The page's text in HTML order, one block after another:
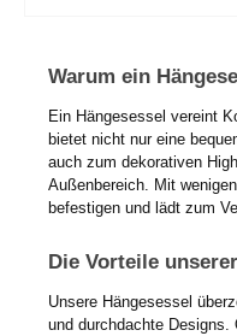
Warum ein
Ein Hängesessel vereint
bietet nicht nur eine
auch zum dekorativen
Außenbereich. Mit
befestigen und lädt zum
Die Vorteile
Unsere Hängesessel
und durchdachte